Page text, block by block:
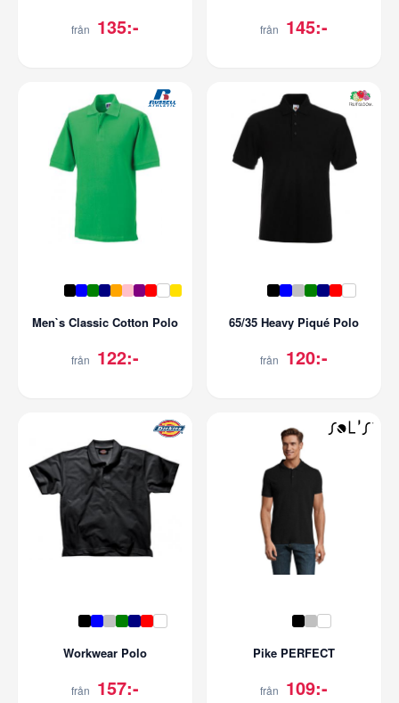
från 135:- från 145:-
Men`s Classic Cotton Polo
från 122:-
65/35 Heavy Piqué Polo
från 120:-
Workwear Polo
från 157:-
Pike PERFECT
från 109:-